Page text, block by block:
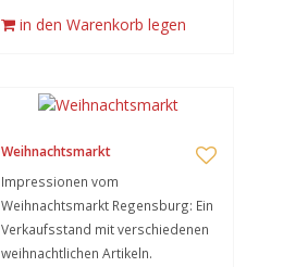
in den Warenkorb legen
Weihnachtsmarkt
Impressionen vom
Weihnachtsmarkt Regensburg: Ein
Verkaufsstand mit verschiedenen
weihnachtlichen Artikeln.